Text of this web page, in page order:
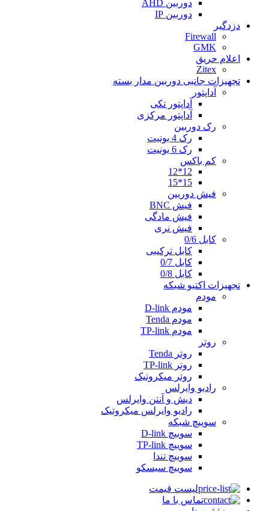
دوربین AHD
دوربین IP
دزدگیر
Firewall
GMK
اعلام حریق
Zitex
تجهیزات جانبی دوربین مدار بسته
آداپتور
آداپتور تکی
آداپتور مرکزی
رک دوربین
رک 4 یونیت
رک 6 یونیت
کم باکس
12*12
15*15
فیش دوربین
فیش BNC
فیش مادگی
فیش نری
کابل 0/6
کابل ترکیبی
کابل 0/7
کابل 0/8
تجهیزات اکتیو شبکه
مودم
مودم D-link
مودم Tenda
مودم TP-link
روتر
روتر Tenda
روتر TP-link
روتر میکروتیک
رادیو وایرلس
دیش و آنتن وایرلس
رادیو وایرلس میکروتیک
سوییچ شبکه
سوییچ D-link
سوییچ TP-link
سوییچ تندا
سوییچ سیسکو
لیست قیمت
تماس با ما